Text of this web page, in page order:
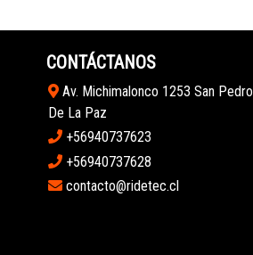
CONTÁCTANOS
Av. Michimalonco 1253 San Pedro
De La Paz
+56940737623
+56940737628
contacto@ridetec.cl